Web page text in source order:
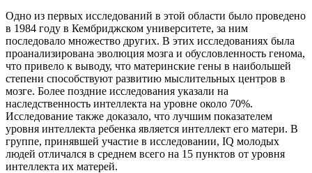
Одно из первых исследований в этой области было проведено
в 1984 году в Кембриджском университете, за ним
последовало множество других. В этих исследованиях была
проанализирована эволюция мозга и обусловленность генома,
что привело к выводу, что материнские гены в наибольшей
степени способствуют развитию мыслительных центров в
мозге. Более поздние исследования указали на
наследственность интеллекта на уровне около 70%.
Исследование также доказало, что лучшим показателем
уровня интеллекта ребенка является интеллект его матери. В
группе, принявшей участие в исследовании, IQ молодых
людей отличался в среднем всего на 15 пунктов от уровня
интеллекта их матерей.